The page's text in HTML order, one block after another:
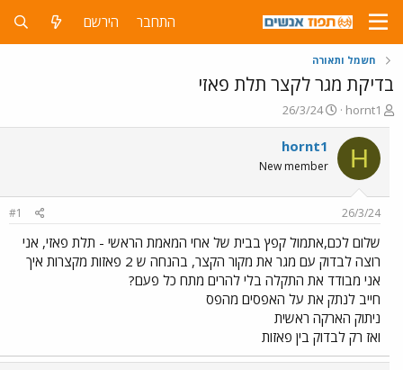
התחבר הירשם
חשמל ותאורה
בדיקת מגר לקצר תלת פאזי
פ
ו
ת
ח
ה
ש
א
hornt1
פ
ו
ר
ם
ר
י
ך
26/3/24
H
hornt1
New member
26/3/24
#1
שלום לכם,אתמול קפץ בבית של אחי המאמת הראשי - תלת פאזי, אני
רוצה לבדוק עם מגר את מקור הקצר, בהנחה ש 2 פאזות מקצרות איך
אני מבודד את התקלה בלי להרים מתח כל פעם?
חייב לנתק את על האפסים מהפס
ניתוק הארקה ראשית
ואז רק לבדוק בין פאזות